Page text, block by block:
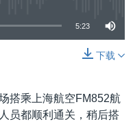
5:23
下载
搭乘上海航空FM852航
员都顺利通关，稍后搭